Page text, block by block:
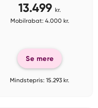
13.499 kr.
Mobilrabat: 4.000 kr.
Se mere
Mindstepris: 15.293 kr.